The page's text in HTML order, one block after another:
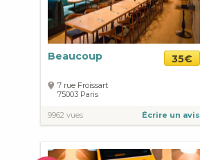
Beaucoup 35€
7 rue Froissart
75003 Paris
9962 vues Écrire un avis